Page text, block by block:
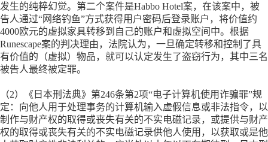
发生的纯粹幻觉。第二个案件是Habbo Hotel案，在该案中，被
告人通过“网络钓鱼”方式获得用户密码后登录账户，将价值约
4000欧元的虚拟家具转移到自己的账户和虚拟空间中。根据
Runescape案的判决理由，法院认为，一旦确定转移和控制了具
有价值的（虚拟）物品，就可以认定发生了盗窃行为，其中三名
被告人最终被定罪。
（2）《日本刑法典》第246条第2项“电子计算机使用诈骗罪”规
定：向他人用于处理事务的计算机输入虚假信息或非法指令，以
制作与财产权的取得或丧失有关的不实电磁记录，或提供与财产
权的取得或丧失有关的不实电磁记录供他人使用，以获取或是他